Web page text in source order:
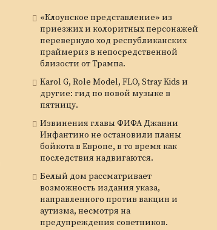
«Клоунское представление» из
приезжих и колоритных персонажей
перевернуло ход республиканских
праймериз в непосредственной
близости от Трампа.
Karol G, Role Model, FLO, Stray Kids и
другие: гид по новой музыке в
пятницу.
Извинения главы ФИФА Джанни
Инфантино не остановили планы
бойкота в Европе, в то время как
последствия надвигаются.
Белый дом рассматривает
возможность издания указа,
направленного против вакцин и
аутизма, несмотря на
предупреждения советников.